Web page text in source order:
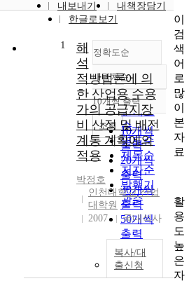
내보내기
내책장담기
한글로보기
정확도순
정확도
순
인기도
순
연도순
제목순
저자순
발행기
관순
내림차순
내림차순
10개씩 출력
10개씩
출력
20개씩
출력
30개씩
출력
50개씩
출력
100개씩
출력
조회
1
해
석
적방법론에 의
한 산업용 수용
가의 공급지장
비 산정 및 배전
계통 계획에의
적용
박정호
인천대학교 산업
대학원
2007
국내석사
복사/대
출신청
이
검
색
어
로
많
이
본
자
료
활
용
도
높
은
자